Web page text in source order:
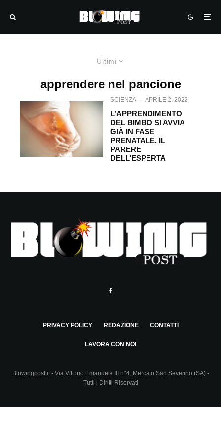
Ultimi
apprendere nel pancione
SCIENZA · APRILE 2, 2022
L’APPRENDIMENTO
DEL BIMBO SI AVVIA
GIÀ IN FASE
PRENATALE. IL
PARERE
DELL’ESPERTA
PRIVACY POLICY REDAZIONE CONTATTI
LAVORA CON NOI
Blowingpost.it - Via Vittorio Emanuele III n°4, Mercato San Severino (SA) -
Tutti i Diritti Riservati